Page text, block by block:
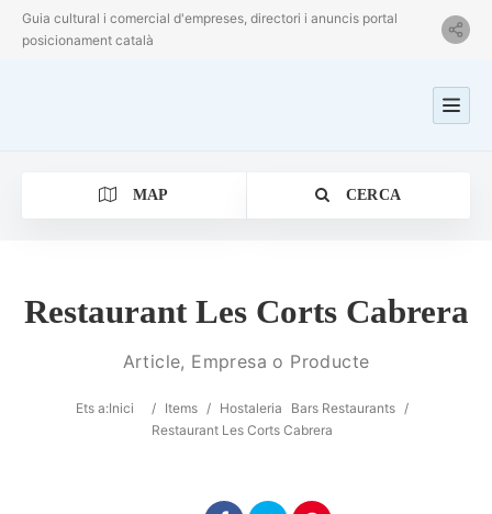
Guia cultural i comercial d'empreses, directori i anuncis portal
posicionament català
MAP CERCA
Categoria
Ubicació
Restaurant Les Corts Cabrera
Article, Empresa o Producte
Ets a:Inici / Items / Hostaleria Bars Restaurants /
Restaurant Les Corts Cabrera